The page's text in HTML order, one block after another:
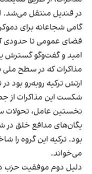
در قندیل منتقل می‌شد.
گامی شجاعانه برای
فضای عمومی تا حدودی
امید و گفت‌وگو گسترش
مذاکرات که در سطح ملی
شکست این مذاکرات از
نخستین عامل، تحولات
یگان‌های مدافع خلق در
بود. ترکیه این گروه را
می‌خواند.
دلیل دوم موفقیت حزب